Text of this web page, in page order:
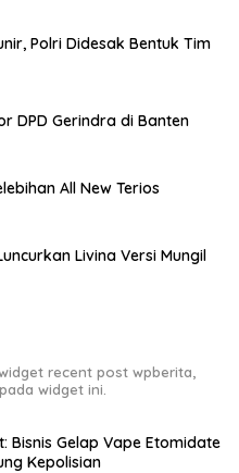
Polri Didesak Bentuk Tim
DPD Gerindra di Banten
All New Terios
Livina Versi Mungil
recent post wpberita,
widget ini.
Bisnis Gelap Vape Etomidate
Kepolisian